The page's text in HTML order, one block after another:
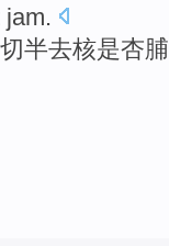
jam.
切半去核是杏